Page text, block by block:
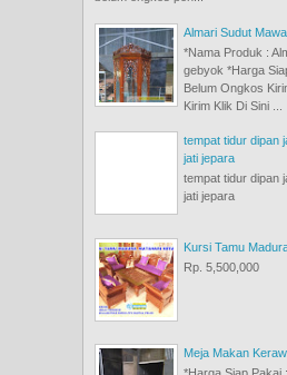
Almari Sudut
*Nama Produk :
gebyok *Harga
Belum Ongkos
Kirim Klik Di Sini ...
tempat tidur dipan
jati jepara
tempat tidur dipan
jati jepara
Kursi Tamu
Rp. 5,500,000
Meja Makan